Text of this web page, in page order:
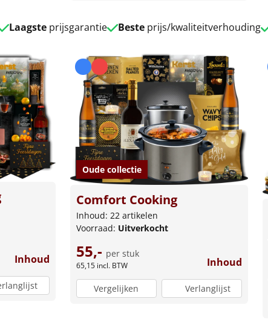
Inhoud
Oude collectie
Comfort Cooking
Inhoud: 22 artikelen
Voorraad: Uitverkocht
55,- per stuk
65,15 incl. BTW Inhoud
Vergelijken Verlanglijst
Laagsteprijsgarantie Besteprijs/kwaliteitverhouding